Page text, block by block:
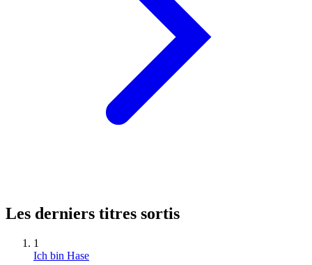
Les derniers titres sortis
1
Ich bin Hase